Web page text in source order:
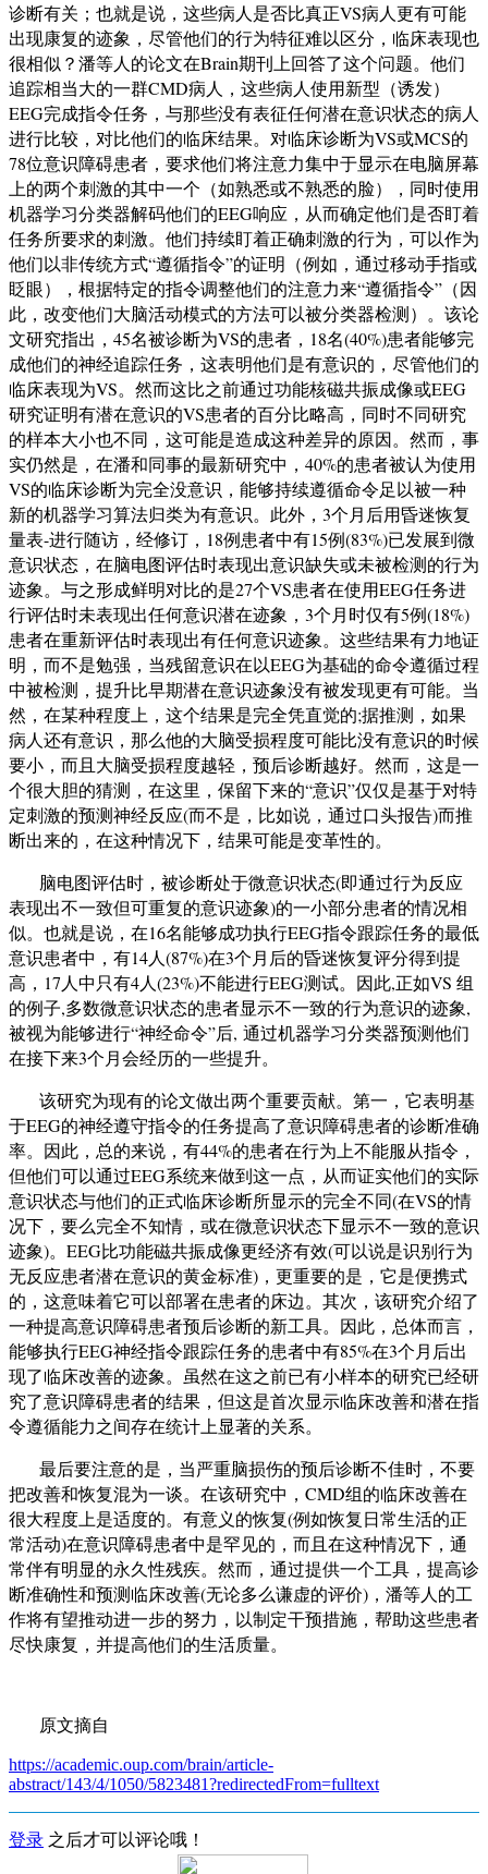
诊断有关；也就是说，这些病人是否比真正VS病人更有可能
出现康复的迹象 ， 尽管他们的行为特征难以区分，临床表现也
很相似 ？潘等人的论文在Brain期刊上回答了这个问题。 他们
追踪相当大的一群CMD病人， 这些病人使用新型（诱发）
EEG完成指令任务， 与那些没有表征任何潜在意识状态的病人
进行比较， 对比他们的临床结果。 对临床诊断为VS或MCS的
78位意识障碍患者，要求他们将注意力集中于显示在电脑屏幕
上的两个刺激的其中一个（如熟悉或不熟悉的脸），同时使用
机器学习分类器解码他们的EEG响应 ， 从而确定他们是否盯着
任务所要求的刺激。他们持续盯着正确刺激的行为， 可以作为
他们以非传统方式“遵循指令”的证明（例如，通过移动手指或
眨眼）
， 根据特定的指令调整他们的注意力来“遵循指令” （因
此 ，改变他们大脑活动模式的方法可以被分类器检测）。 该论
文研究指出 ， 45名被诊断为VS的患者 ， 18名(40%)患者能够完
成他们的神经追踪任务，这表明他们是有意识的，尽管他们的
临床表现为VS。然而这比之前通过功能核磁共振成像或EEG
研究证明有潜在意识的VS患者的百分比略高， 同时不同研究
的样本大小也不同，这可能是造成这种差异的原因。 然而，事
实仍然是，在潘和同事的最新研究中， 40%的患者被认为使用
VS的临床诊断为完全没意识，能够持续遵循命令足以被一种
新的机器学习算法归类为有意识。 此外， 3个月后用昏迷恢复
量表-进行随访，经修订， 18例患者中有15例(83%)已发展到微
意识状态， 在脑电图评估时表现出意识缺失或未被检测的行为
迹象。 与之形成鲜明对比的是27个VS患者在使用EEG任务进
行评估时未表现出任何意识潜在迹象， 3个月时仅有5例(18%)
患者在重新评估时表现出有任何意识迹象。这些结果有力地证
明，而不是勉强 ，当残留意识在以EEG为基础的命令遵循过程
中被检测， 提升比早期潜在意识迹象没有被发现更有可能。 当
然，在某种程度上，这个结果是完全凭直觉的;据推测，如果
病人还有意识，那么他的大脑受损程度可能比没有意识的时候
要小，而且大脑受损程度越轻，预后诊断越好。然而，这是一
个很大胆的猜测 ，在这里，保留下来的“意识”仅仅是基于对特
定刺激的预测神经反应(而不是，比如说，通过口头报告)而推
断出来的，在这种情况下，结果可能是变革性的。
脑电图评估时，被诊断处于微意识状态(即通过行为反应
表现出不一致但可重复的意识迹象)的一小部分患者的情况相
似。也就是说，在16名能够成功执行EEG指令跟踪任务的最低
意识患者中，有14人(87%)在3个月后的昏迷恢复评分得到提
高 ， 17人中只有4人(23%)不能进行EEG测试。因此,正如VS 组
的例子,多数微意识状态的患者显示不一致的行为意识的迹象,
被视为能够进行“神经命令”后, 通过机器学习分类器预测他们
在接下来3个月会经历的一些提升。
该研究为现有的论文做出两个重要贡献。第一，它表明基
于EEG的神经遵守指令的任务提高了意识障碍患者的诊断准确
率。因此，总的来说，有44%的患者在行为上不能服从指令 ，
但他们可以通过EEG系统来做到这一点，从而证实他们的实际
意识状态与他们的正式临床诊断所显示的完全不同(在VS的情
况下，要么完全不知情，或在微意识状态下显示不一致的意识
迹象)。 EEG比功能磁共振成像更经济有效(可以说是识别行为
无反应患者潜在意识的黄金标准) ，更重要的是，它是便携式
的，这意味着它可以部署在患者的床边。其次， 该研究介绍了
一种提高意识障碍患者预后诊断的新工具。因此，总体而言，
能够执行EEG神经指令跟踪任务的患者中有85%在3个月后出
现了临床改善的迹象。 虽然在这之前已有小样本的研究已经研
究了意识障碍患者的结果，但这是首次显示临床改善和潜在指
令遵循能力之间存在统计上显著的关系。
最后要注意的是，当严重脑损伤的预后诊断不佳时，不要
把改善和恢复混为一谈。在该研究中， CMD组的临床改善在
很大程度上是适度的。有意义的恢复(例如恢复日常生活的正
常活动)在意识障碍患者中是罕见的，而且在这种情况下，通
常伴有明显的永久性残疾。然而，通过提供一个工具，提高诊
断准确性和预测临床改善(无论多么谦虚的评价) ， 潘等人 的工
作将有望推动进一步的努力，以制定干预措施，帮助这些患者
尽快康复，并提高他们的生活质量。
原文摘自
https://academic.oup.com/brain/article-
abstract/143/4/1050/5823481?redirectedFrom=fulltext
登录 之后才可以评论哦！